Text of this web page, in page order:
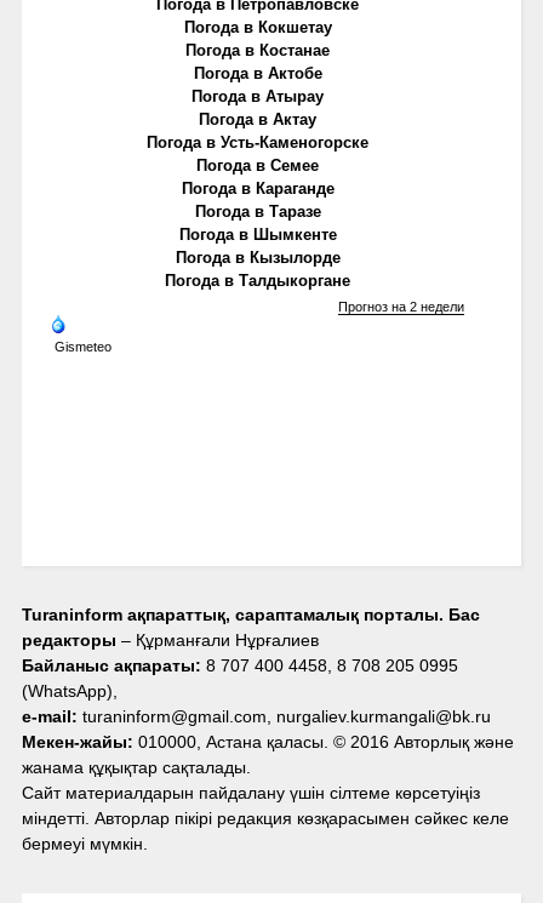
Погода в Петропавловске
Погода в Кокшетау
Погода в Костанае
Погода в Актобе
Погода в Атырау
Погода в Актау
Погода в Усть-Каменогорске
Погода в Семее
Погода в Караганде
Погода в Таразе
Погода в Шымкенте
Погода в Кызылорде
Погода в Талдыкоргане
Gismeteo
Прогноз на 2 недели
Turaninform ақпараттық, сараптамалық порталы. Бас
редакторы – Құрманғали Нұрғалиев
Байланыс ақпараты: 8 707 400 4458, 8 708 205 0995
(WhatsApp),
e-mail: turaninform@gmail.com, nurgaliev.kurmangali@bk.ru
Мекен-жайы: 010000, Астана қаласы. © 2016 Авторлық және
жанама құқықтар сақталады.
Сайт материалдарын пайдалану үшін сілтеме көрсетуіңіз
міндетті. Авторлар пікірі редакция көзқарасымен сәйкес келе
бермеуі мүмкін.